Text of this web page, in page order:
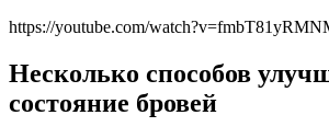
https://youtube.com/
Несколько способов
состояние бровей